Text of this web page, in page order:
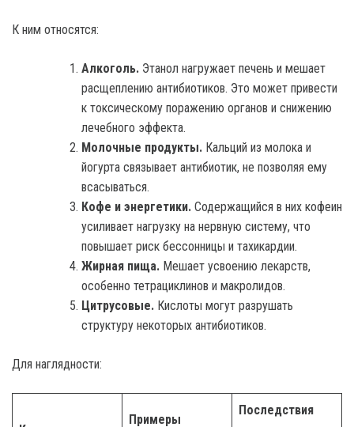
К ним относятся:
Алкоголь. Этанол нагружает печень и мешает
расщеплению антибиотиков. Это может привести
к токсическому поражению органов и снижению
лечебного эффекта.
Молочные продукты. Кальций из молока и
йогурта связывает антибиотик, не позволяя ему
всасываться.
Кофе и энергетики. Содержащийся в них кофеин
усиливает нагрузку на нервную систему, что
повышает риск бессонницы и тахикардии.
Жирная пища. Мешает усвоению лекарств,
особенно тетрациклинов и макролидов.
Цитрусовые. Кислоты могут разрушать
структуру некоторых антибиотиков.
Для наглядности:
Примеры
Последствия